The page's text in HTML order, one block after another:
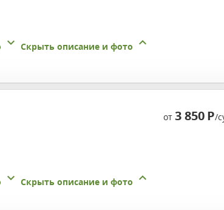
Скрыть описание и фото
от3 850Р/
Скрыть описание и фото